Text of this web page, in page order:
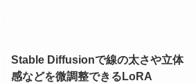
Stable Diffusionで線の太さや立体
感などを微調整できるLoRA